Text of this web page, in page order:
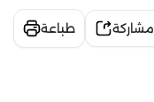
مشاركة طباعة